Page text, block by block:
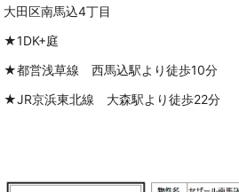
大田区南馬込4丁目
★1DK+庭
★都営浅草線 西馬込駅より徒歩10分
★JR京浜東北線 大森駅より徒歩22分